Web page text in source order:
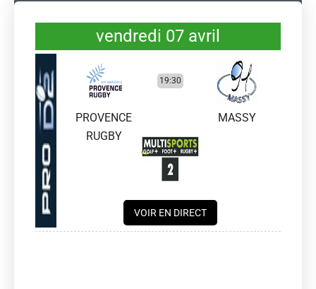
vendredi 07 avril
PROVENCE
RUGBY
19:30
VOIR EN DIRECT
MASSY